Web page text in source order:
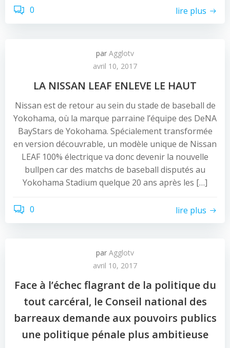
0 lire plus
par Agglotv
avril 10, 2017
LA NISSAN LEAF ENLEVE LE HAUT
Nissan est de retour au sein du stade de baseball de
Yokohama, où la marque parraine l’équipe des DeNA
BayStars de Yokohama. Spécialement transformée
en version découvrable, un modèle unique de Nissan
LEAF 100% électrique va donc devenir la nouvelle
bullpen car des matchs de baseball disputés au
Yokohama Stadium quelque 20 ans après les […]
0 lire plus
par Agglotv
avril 10, 2017
Face à l’échec flagrant de la politique du
tout carcéral, le Conseil national des
barreaux demande aux pouvoirs publics
une politique pénale plus ambitieuse